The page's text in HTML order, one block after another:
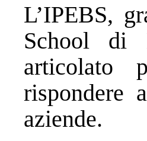
L’IPEBS,
School di
articolato
rispondere
aziende.